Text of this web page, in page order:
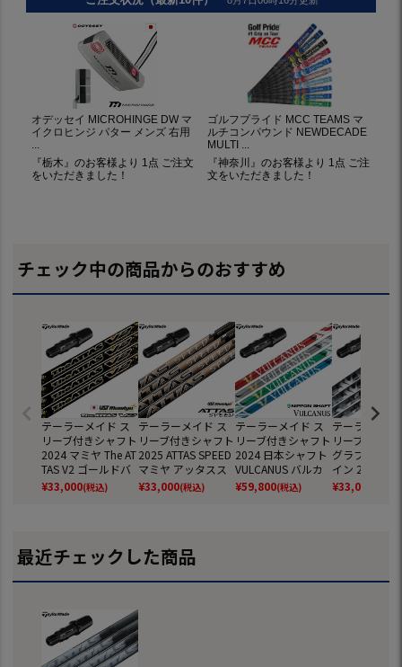
チェック中の商品からのおすすめ
テーラーメイド ス
リーブ付きシャフト
2024 マミヤ The AT
TAS V2 ゴールドバ
ージョン 日本正規
品 ゴルフ シャフト
¥33,000(税込)
テーラーメイド ス
リーブ付きシャフト
2025 ATTAS SPEED
マミヤ アッタスス
ピード 日本正規品
ゴルフ シャフト (Qi
¥33,000(税込)
テーラーメイド ス
リーブ付きシャフト
2024 日本シャフト
VULCANUS バルカ
ヌス 日本正規品 ゴ
ルフ シャフト (BRN
¥59,800(税込)
テーラーメイ
リーブ付きシ
グラファイト
イン 2023 秩
ドライバー用
正規品
¥33,000
最近チェックした商品